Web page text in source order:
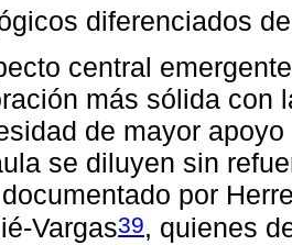
diferenciados
central
más sólida con
de mayor
se diluyen sin
por
Vargas39, quienes